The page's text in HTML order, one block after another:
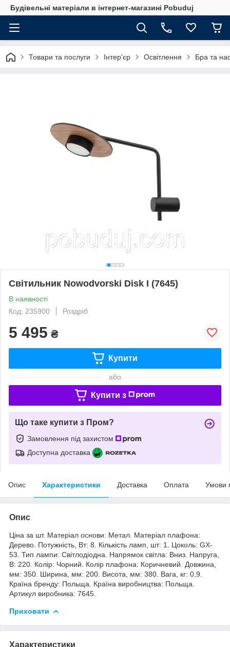
Будівельні матеріали в інтернет-магазині Pobuduj
Товари та послуги Інтер'єр Освітлення Бра та
Світильник Nowodvorski Disk I (7645)
В наявності
Код: 235900
Роздріб
5 495 ₴
Купити
або
Купити з
Що таке купити з Пром?
Замовлення під захистом
Доступна доставка
Опис Характеристики Доставка Оплата Умови
Опис
Ціна за шт. Матеріал основи: Метал. Матеріал плафона:
Дерево. Потужність, Вт: 8. Кількість ламп, шт: 1. Цоколь: GX-
53. Тип лампи: Світлодіодна. Напрямок світла: Вниз. Напруга,
В: 220. Колір: Чорний. Колір плафона: Коричневий. Довжина,
мм: 350. Ширина, мм: 200. Висота, мм: 380. Вага, кг: 0,9.
Країна бренду: Польща. Країна виробництва: Польща.
Артикул виробника: 7645.
Приховати
Характеристики